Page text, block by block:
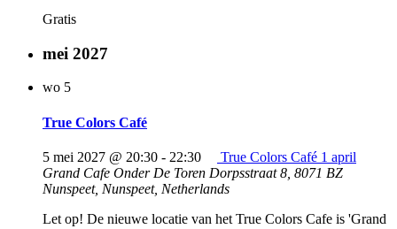
Gratis
mei 2027
wo 5
True Colors Café
5 mei 2027 @ 20:30 - 22:30
True Colors Café 1 april
Grand Cafe Onder De Toren Dorpsstraat 8, 8071 BZ
Nunspeet, Nunspeet, Netherlands
Let op! De nieuwe locatie van het True Colors Cafe is 'Grand